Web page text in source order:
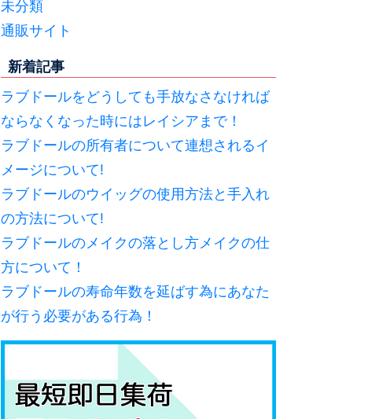
未分類
通販サイト
新着記事
ラブドールをどうしても手放なさなければ
ならなくなった時にはレイシアまで！
ラブドールの所有者について連想されるイ
メージについて!
ラブドールのウイッグの使用方法と手入れ
の方法について!
ラブドールのメイクの落とし方メイクの仕
方について！
ラブドールの寿命年数を延ばす為にあなた
が行う必要がある行為！